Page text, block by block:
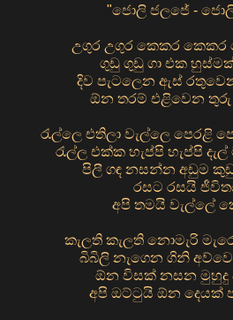
"ජොලි ජලජේ -
උගුර උගුර කෙකර කෙකර
ගුඩු ගුඩු ගා එක
දිව පැටලෙන ඇස්
ඕන තරම් එළිවෙන තුරු
රැල්ලෙ එතිලා වැල්ලෙ පෙරළි
රැල්ල එක්ක හැප්පි හැප්පි
පිලී ගඳ නසන්න අඩුම
රසට රසයි
අපි තමයි වැල්ලේ
කැලති කැලති නොමැරි
බිබිලි නැගෙන ගිනි
ඕන විසක් නසන මුහුදු
අපි ඔට්ටුයි ඕන දෙයක්